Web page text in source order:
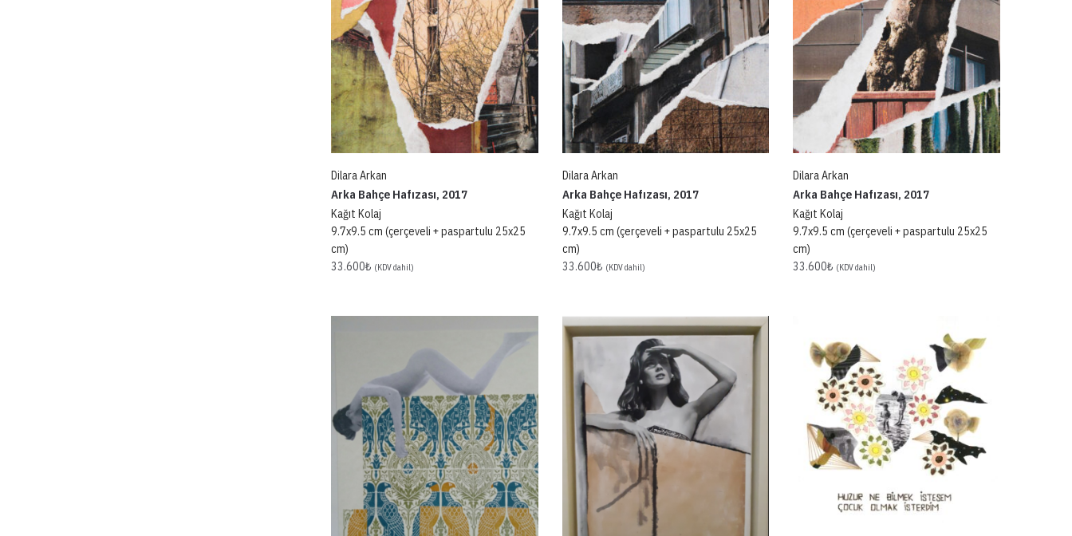
Dilara Arkan
Arka Bahçe Hafızası, 2017
Kağıt Kolaj
9.7x9.5 cm (çerçeveli + paspartulu 25x25
cm)
33.600₺ (KDV dahil)
Dilara Arkan
Arka Bahçe Hafızası, 2017
Kağıt Kolaj
9.7x9.5 cm (çerçeveli + paspartulu 25x25
cm)
33.600₺ (KDV dahil)
Dilara Arkan
Arka Bahçe Hafızası, 2017
Kağıt Kolaj
9.7x9.5 cm (çerçeveli + paspartulu 25x25
cm)
33.600₺ (KDV dahil)